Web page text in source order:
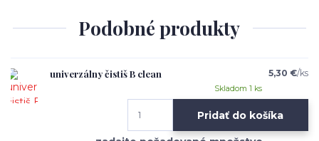
Podobné produkty
univerzálny čistiš B clean 5,30 €/ks
Skladom 1 ks
Pridať do košíka